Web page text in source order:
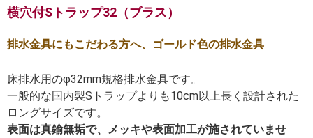
横穴付Sトラップ32（ブラス）
排水金具にもこだわる方へ、ゴールド色の排水金具
床排水用のφ32mm規格排水金具です。
一般的な国内製Sトラップよりも10cm以上長く設計された
ロングサイズです。
表面は真鍮無垢で、メッキや表面加工が施されていませ